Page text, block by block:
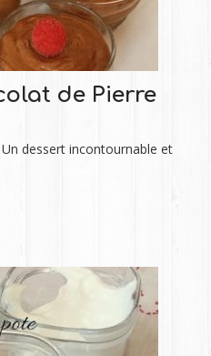
de Pierre
dessert incontournable et